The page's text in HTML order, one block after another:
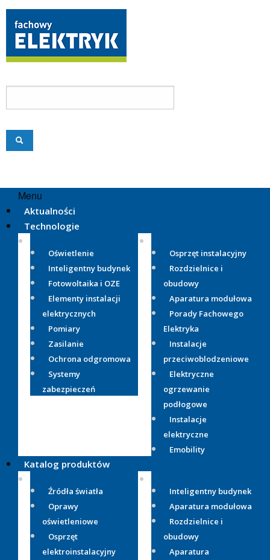
Menu
Aktualności
Technologie
Oświetlenie
Inteligentny budynek
Fotowoltaika i OZE
Elementy instalacji
elektrycznych
Pomiary
Zasilanie
Ochrona odgromowa
Systemy
zabezpieczeń
Osprzęt instalacyjny
Rozdzielnice i
obudowy
Aparatura modułowa
Porady Fachowego
Elektryka
Instalacje
przeciwoblodzeniowe
Elektryczne
ogrzewanie
podłogowe
Instalacje
elektryczne
Emobility
Katalog produktów
Źródła światła
Oprawy
oświetleniowe
Osprzęt
elektroinstalacyjny
Inteligentny budynek
Aparatura modułowa
Rozdzielnice i
obudowy
Aparatura